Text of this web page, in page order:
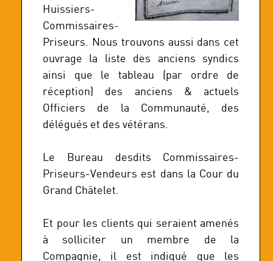
Huissiers-
Commissaires-
Priseurs. Nous trouvons aussi dans cet
ouvrage la liste des anciens syndics
ainsi que le tableau (par ordre de
réception) des anciens & actuels
Officiers de la Communauté, des
délégués et des vétérans.
Le Bureau desdits Commissaires-
Priseurs-Vendeurs est dans la Cour du
Grand Châtelet.
Et pour les clients qui seraient amenés
à solliciter un membre de la
Compagnie, il est indiqué que les